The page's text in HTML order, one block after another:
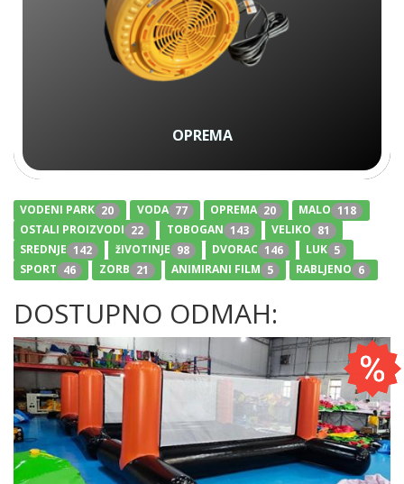
OPREMA
VODENI PARK 20 VODA 77 OPREMA 20 MALO 118
OSTALI PROIZVODI 22 TOBOGAN 143 VELIKO 81
SREDNJE 142 žIVOTINJE 98 DVORAC 146 LUK 5
SPORT 46 ZORB 21 ANIMIRANI FILM 5 RABLJENO 6
DOSTUPNO ODMAH: